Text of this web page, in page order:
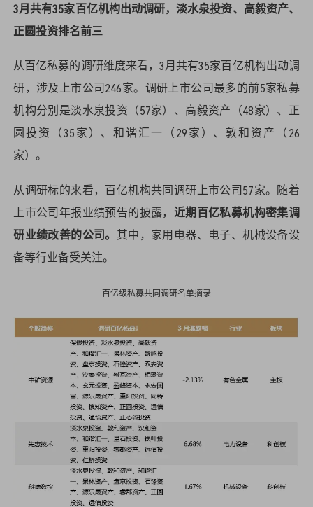
3月共有35家百亿机构出动调研，淡水泉投资、高毅资产、
正圆投资排名前三
从百亿私募的调研维度来看，3月共有35家百亿机构出动调
研，涉及上市公司246家。调研上市公司最多的前5家私募
机构分别是淡水泉投资（57家）、高毅资产（48家）、正
圆投资（35家）、和谐汇一（29家）、敦和资产（26
家）。
从调研标的来看，百亿机构共同调研上市公司57家。随着
上市公司年报业绩预告的披露， 近期百亿私募机构密集调
研业绩改善的公司。 其中，家用电器、电子、机械设备设
备等行业备受关注。
百亿级私募共同调研名单摘录